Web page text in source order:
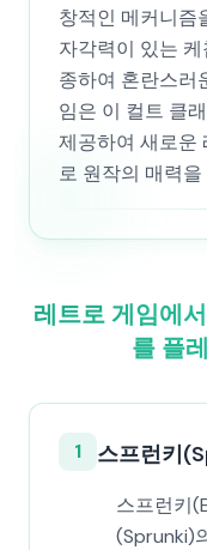
창적인 메커니즘
자각력이 있는
종하여 혼란스러
임은 이 컬트 클
제공하여 새로운
로 원작의 매력
레트로 게임에
를 플
1 스프런키
스프런키
(Sprunki)